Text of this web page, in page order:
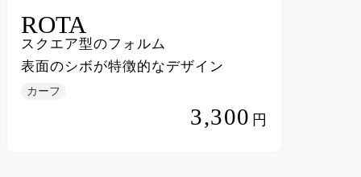
ROTA
スクエア型のフォルム
表面のシボが特徴的なデザイン
カーフ
3,300 円